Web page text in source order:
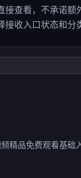
接查看，不承诺额
收入口状态和分
精品免费观看基础